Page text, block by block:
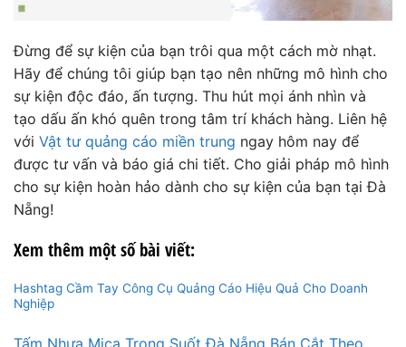
Đừng để sự kiện của bạn trôi qua một cách mờ nhạt.
Hãy để chúng tôi giúp bạn tạo nên những mô hình cho
sự kiện độc đáo, ấn tượng. Thu hút mọi ánh nhìn và
tạo dấu ấn khó quên trong tâm trí khách hàng. Liên hệ
với Vật tư quảng cáo miền trung ngay hôm nay để
được tư vấn và báo giá chi tiết. Cho giải pháp mô hình
cho sự kiện hoàn hảo dành cho sự kiện của bạn tại Đà
Nẵng!
Xem thêm một số bài viết:
Hashtag Cầm Tay Công Cụ Quảng Cáo Hiệu Quả Cho Doanh
Nghiệp
Tấm Nhựa Mica Trong Suốt Đà Nẵng Bán Cắt Theo